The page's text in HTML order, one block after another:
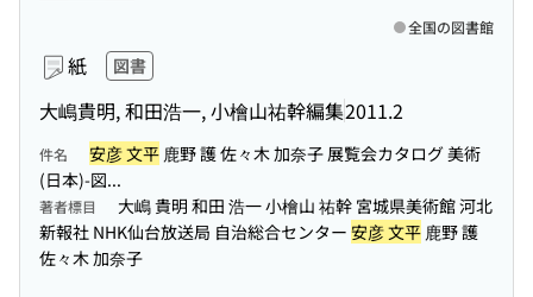
紙 図書
大嶋貴明, 和田浩一, 小檜山祐幹編集2011.2
全国の図書館
件名 安彦 文平 鹿野 護 佐々木 加奈子 展覧会カタログ 美術
(日本)-図...
著者標目
大嶋 貴明 和田 浩一 小檜山 祐幹 宮城県美術館 河北
新報社 NHK仙台放送局 自治総合センター 安彦 文平 鹿野 護
佐々木 加奈子